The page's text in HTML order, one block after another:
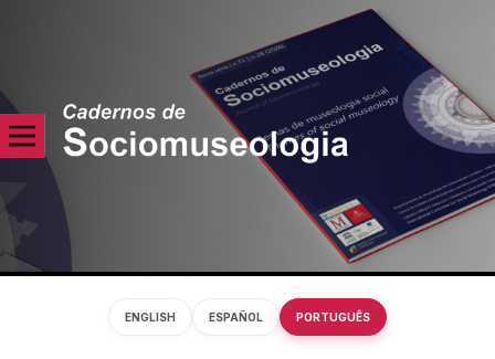
ENGLISH ESPAÑOL PORTUGUÊS